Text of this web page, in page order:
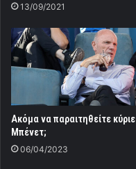
13/09/2021
Ακόμα να παραιτηθείτε κύριε
Μπένετ;
06/04/2023